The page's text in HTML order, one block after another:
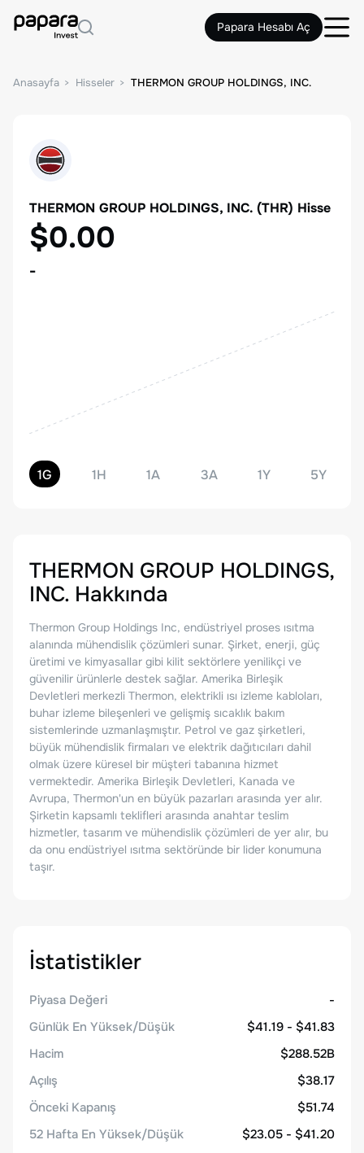
Papara Hesabı Aç
Anasayfa Hisseler THERMON GROUP HOLDINGS, INC.
THERMON GROUP HOLDINGS, INC. (THR) Hisse
$0.00
-
1G 1H 1A 3A 1Y 5Y
THERMON GROUP HOLDINGS,
INC. Hakkında
Thermon Group Holdings Inc, endüstriyel proses ısıtma
alanında mühendislik çözümleri sunar. Şirket, enerji, güç
üretimi ve kimyasallar gibi kilit sektörlere yenilikçi ve
güvenilir ürünlerle destek sağlar. Amerika Birleşik
Devletleri merkezli Thermon, elektrikli ısı izleme kabloları,
buhar izleme bileşenleri ve gelişmiş sıcaklık bakım
sistemlerinde uzmanlaşmıştır. Petrol ve gaz şirketleri,
büyük mühendislik firmaları ve elektrik dağıtıcıları dahil
olmak üzere küresel bir müşteri tabanına hizmet
vermektedir. Amerika Birleşik Devletleri, Kanada ve
Avrupa, Thermon'un en büyük pazarları arasında yer alır.
Şirketin kapsamlı teklifleri arasında anahtar teslim
hizmetler, tasarım ve mühendislik çözümleri de yer alır, bu
da onu endüstriyel ısıtma sektöründe bir lider konumuna
taşır.
İstatistikler
Piyasa Değeri
-
Günlük En Yüksek/Düşük
$41.19 - $41.83
Hacim
$288.52B
Açılış
$38.17
Önceki Kapanış
$51.74
52 Hafta En Yüksek/Düşük
$23.05 - $41.20